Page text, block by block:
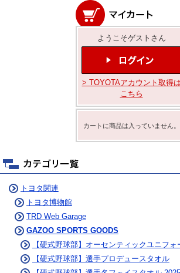
ようこそゲストさん
> TOYOTAアカウント取得は
こちら
カートに商品は入っていません。
トヨタ関連
トヨタ博物館
TRD Web Garage
GAZOO SPORTS GOODS
【硬式野球部】オーセンティックユニフォ
【硬式野球部】選手プロデュースタオル